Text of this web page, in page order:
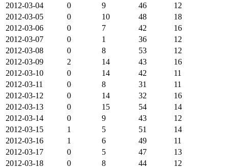
2012-03-04
0 9 46
12
2012-03-05
0 10 48
18
2012-03-06
0 7 42
16
2012-03-07
0 1 36
12
2012-03-08
0 8 53
12
2012-03-09
2 14 43
16
2012-03-10
0 14 42
11
2012-03-11
0 8 31
11
2012-03-12
0 14 32
16
2012-03-13
0 15 54
14
2012-03-14
0 9 43
12
2012-03-15
1 5 51
14
2012-03-16
1 6 49
11
2012-03-17
0 5 47
13
2012-03-18
0 8 44
12